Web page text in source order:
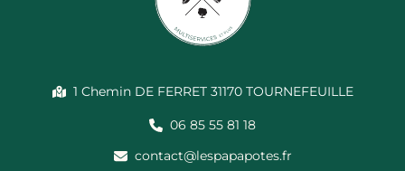
1 Chemin DE FERRET 31170 TOURNEFEUILLE
06 85 55 81 18
contact@lespapapotes.fr